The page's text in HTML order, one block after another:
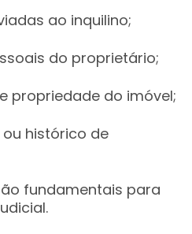
ao inquilino;
do proprietário;
propriedade do imóvel;
histórico de
fundamentais para